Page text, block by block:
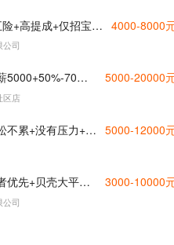
+仅招宝妈+时间灵活） 4000-8000
司
70%提成+时间自由 5000-20000
区店
没有压力+时间自由） 5000-12000
大平台，系统有资源） 3000-10000
司